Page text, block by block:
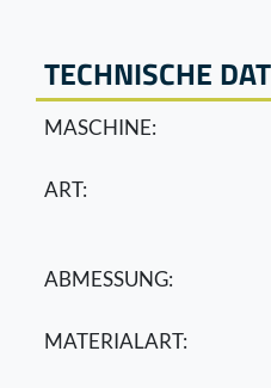
TECHNISCHE
MASCHINE:
ART:
ABMESSUNG:
MATERIALART: